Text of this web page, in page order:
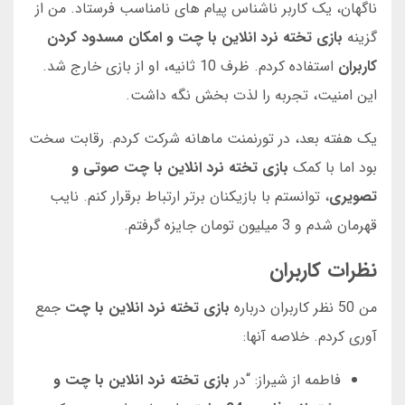
ناگهان، یک کاربر ناشناس پیام های نامناسب فرستاد. من از
گزینه بازی تخته نرد انلاین با چت و امکان مسدود کردن
کاربران
استفاده کردم. ظرف 10 ثانیه، او از بازی خارج شد.
این امنیت، تجربه را لذت بخش نگه داشت.
یک هفته بعد، در تورنمنت ماهانه شرکت کردم. رقابت سخت
بود اما با کمک بازی تخته نرد انلاین با چت صوتی و
تصویری، توانستم با بازیکنان برتر ارتباط برقرار کنم. نایب
قهرمان شدم و 3 میلیون تومان جایزه گرفتم.
نظرات کاربران
من 50 نظر کاربران درباره بازی تخته نرد انلاین با چت جمع
آوری کردم. خلاصه آنها:
فاطمه از شیراز: “در بازی تخته نرد انلاین با چت و